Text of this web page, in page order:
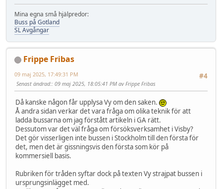
Mina egna små hjälpredor:
Buss på Gotland
SL Avgångar
Frippe Fribas
#4
09 maj 2025, 17:49:31 PM
Senast ändrad:: 09 maj 2025, 18:05:41 PM av Frippe Fribas
Då kanske någon får upplysa Vy om den saken.
Å andra sidan verkar det vara fråga om olika teknik för att
ladda bussarna om jag förstått artikeln i GA rätt.
Dessutom var det väl fråga om försöksverksamhet i Visby?
Det gör visserligen inte bussen i Stockholm till den första för
det, men det är gissningsvis den första som kör på
kommersiell basis.
Rubriken för tråden syftar dock på texten Vy strajpat bussen i
ursprungsinlägget med.